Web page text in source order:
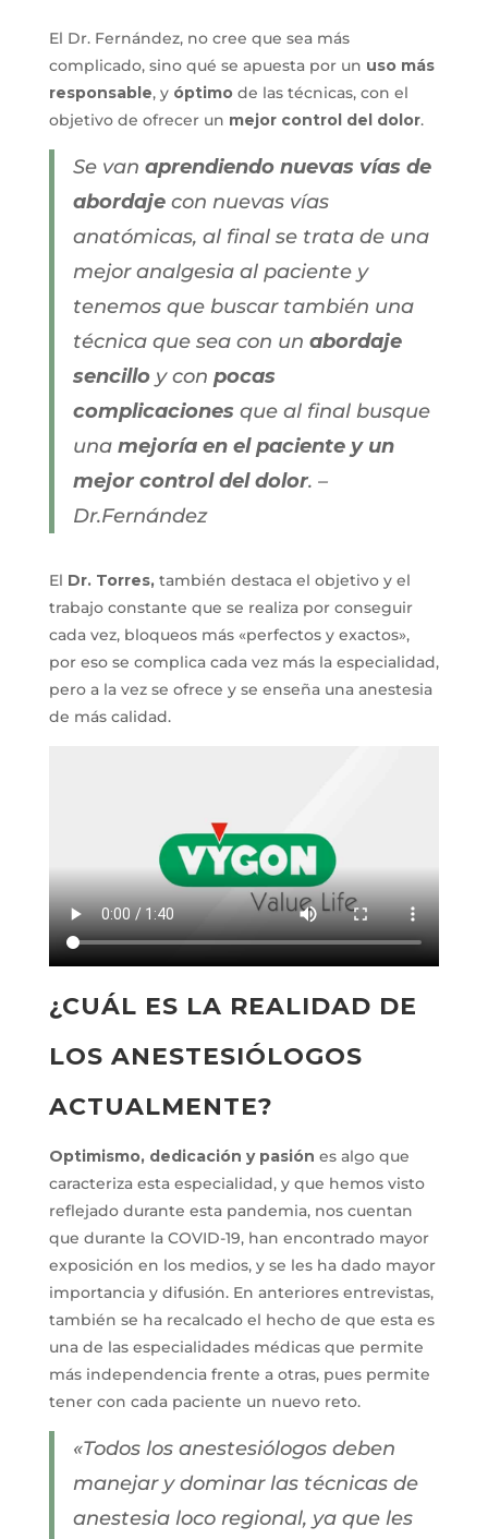
El Dr. Fernández, no cree que sea más
complicado, sino qué se apuesta por un uso más
responsable, yóptimode las técnicas, con el
objetivo de ofrecer un mejor control del dolor.
Se vanaprendiendo nuevas vías de
abordaje con nuevas vías
anatómicas, al final se trata de una
mejor analgesia al paciente y
tenemos que buscar también una
técnica que sea con unabordaje
sencillo y conpocas
complicaciones que al final busque
unamejoría en el paciente y un
mejor control del dolor. –
Dr.Fernández
El Dr. Torres,también destaca el objetivo y el
trabajo constante que se realiza por conseguir
cada vez, bloqueos más «perfectos y exactos»,
por eso se complica cada vez más la especialidad,
pero a la vez se ofrece y se enseña una anestesia
de más calidad.
¿CUÁL ES LA REALIDAD DE
LOS ANESTESIÓLOGOS
ACTUALMENTE?
Optimismo, dedicación y pasión es algo que
caracteriza esta especialidad, y que hemos visto
reflejado durante esta pandemia, nos cuentan
que durante la COVID-19, han encontrado mayor
exposición en los medios, y se les ha dado mayor
importancia y difusión. En anteriores entrevistas,
también se ha recalcado el hecho de que esta es
una de las especialidades médicas que permite
más independencia frente a otras, pues permite
tener con cada paciente un nuevo reto.
«Todos los anestesiólogos deben
manejar y dominar las técnicas de
anestesia loco regional, ya que les